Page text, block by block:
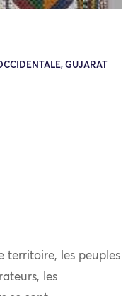
GUJARAT
territoire, les peuples
les